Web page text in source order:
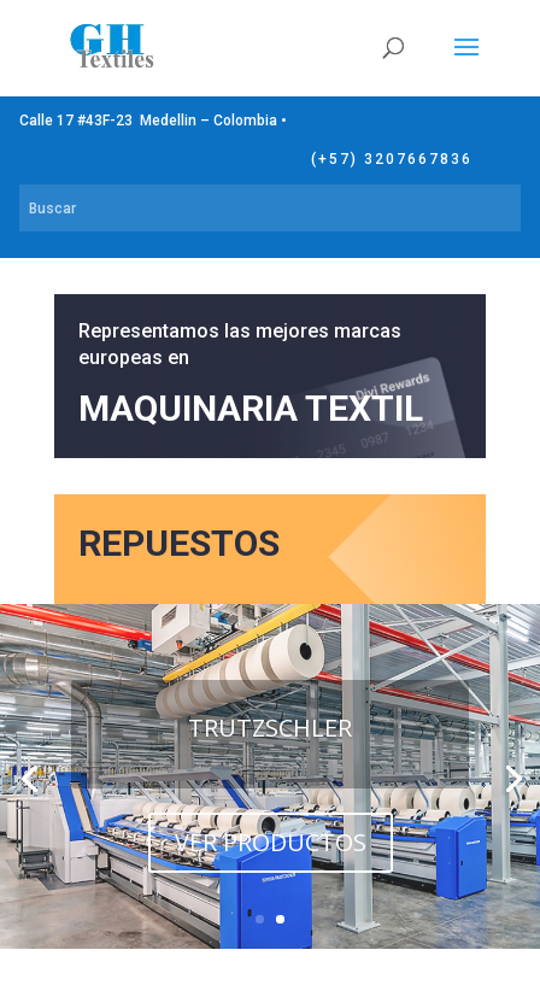
Calle 17 #43F-23 Medellin – Colombia •
(+57) 3207667836
Representamos las mejores marcas
europeas en
MAQUINARIA TEXTIL
REPUESTOS
TRUTZSCHLER
VER PRODUCTOS